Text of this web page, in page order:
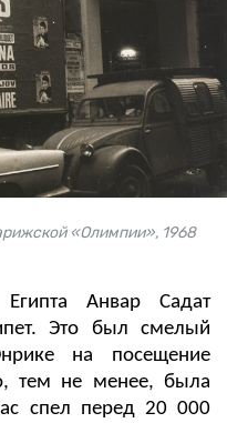
«Олимпии», 1968
Анвар Садат
Это был смелый
на посещение
тем не менее, была
спел перед 20 000